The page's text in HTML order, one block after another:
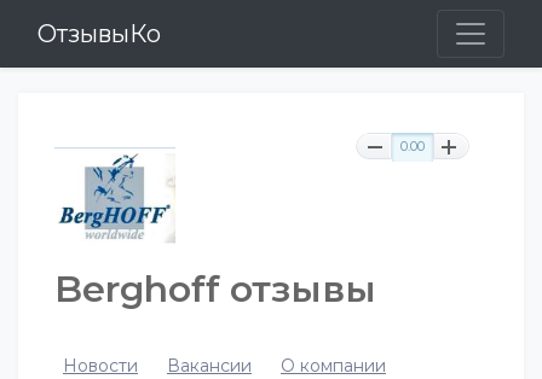
ОтзывыКо
0.00
Berghoff отзывы
Новости Вакансии
О компании